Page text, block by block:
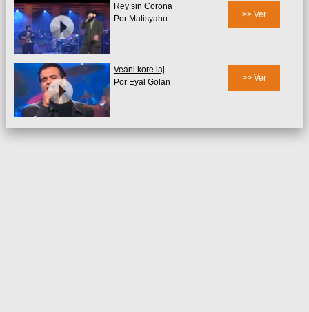
Rey sin Corona
Por Matisyahu
>> Ver
Veani kore laj
Por Eyal Golan
>> Ver